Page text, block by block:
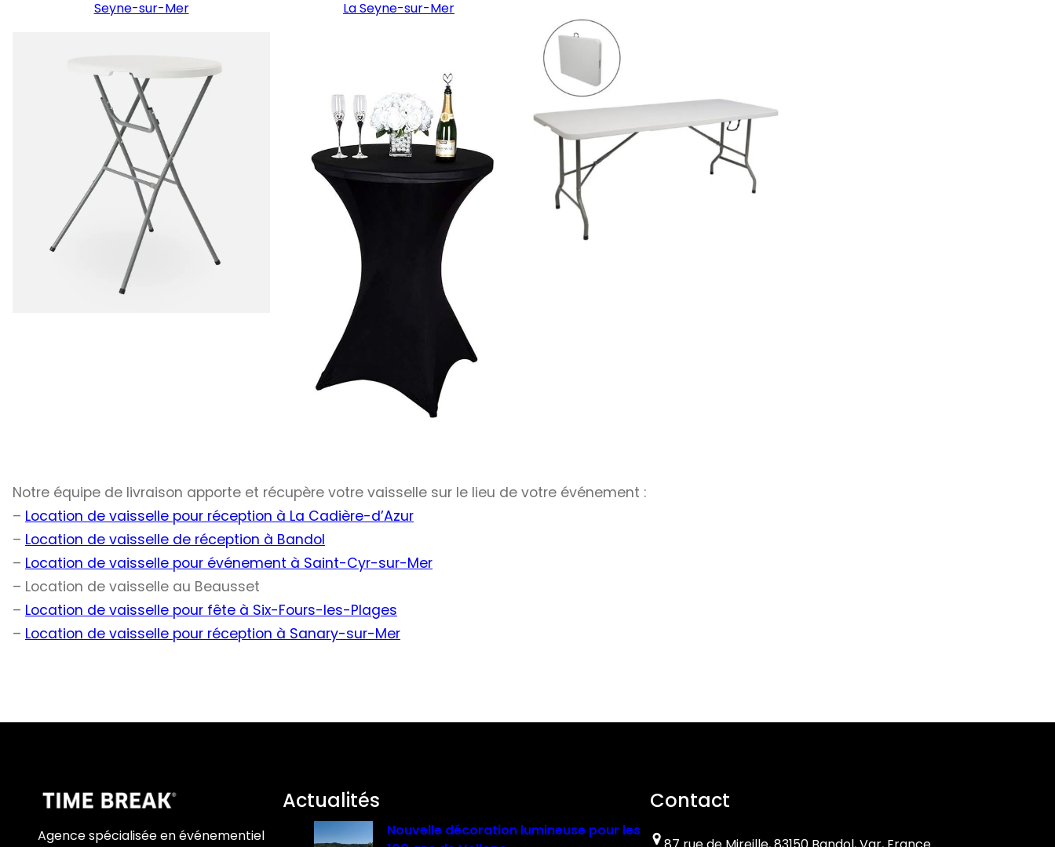
Seyne-sur-Mer
La Seyne-sur-Mer
Notre équipe de livraison apporte et récupère votre vaisselle sur le lieu de votre événement :
– Location de vaisselle pour réception à La Cadière-d’Azur
– Location de vaisselle de réception à Bandol
– Location de vaisselle pour événement à Saint-Cyr-sur-Mer
– Location de vaisselle au Beausset
– Location de vaisselle pour fête à Six-Fours-les-Plages
– Location de vaisselle pour réception à Sanary-sur-Mer
Agence spécialisée en événementiel
Actualités
Nouvelle décoration lumineuse pour les
Contact